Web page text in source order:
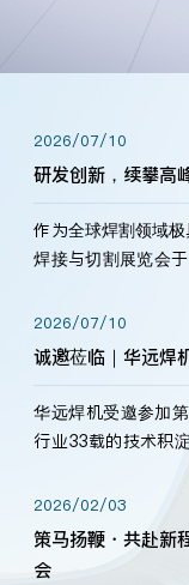
2026/07/10
研发创新，续攀高
作为全球焊割领域
焊接与切割展览会
标准，持之以恒研
海内外客户为目睹
2026/07/10
诚邀莅临｜华远焊
华远焊机受邀参加
行业33载的技术积
2026/02/03
策马扬鞭・共赴
会